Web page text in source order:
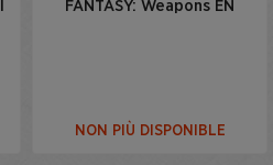
FANTASY: Weapons EN
NON PIÙ DISPONIBLE